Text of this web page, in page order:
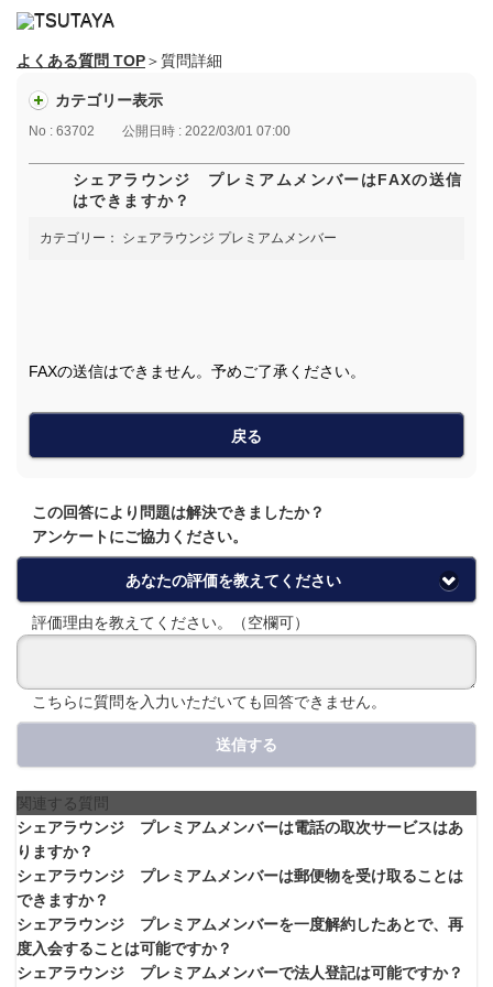
よくある質問 TOP＞質問詳細
カテゴリー表示
No : 63702 公開日時 : 2022/03/01 07:00
シェアラウンジ プレミアムメンバーはFAXの送信
はできますか？
カテゴリー： シェアラウンジ プレミアムメンバー
FAXの送信はできません。予めご了承ください。
戻る
この回答により問題は解決できましたか？
アンケートにご協力ください。
あなたの評価を教えてください
評価理由を教えてください。（空欄可）
こちらに質問を入力いただいても回答できません。
送信する
関連する質問
シェアラウンジ プレミアムメンバーは電話の取次サービスはあ
りますか？
シェアラウンジ プレミアムメンバーは郵便物を受け取ることは
できますか？
シェアラウンジ プレミアムメンバーを一度解約したあとで、再
度入会することは可能ですか？
シェアラウンジ プレミアムメンバーで法人登記は可能ですか？